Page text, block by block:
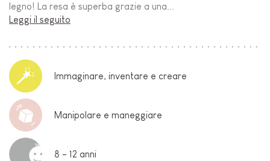
legno! La resa è superba grazie a una...
Leggi il seguito
Immaginare, inventare e creare
Manipolare e maneggiare
8 - 12 anni